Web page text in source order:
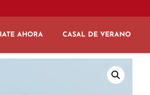
AHORA CASAL DE VERANO